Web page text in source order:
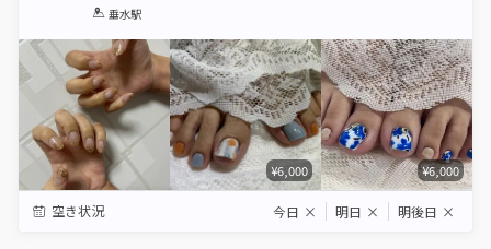
1 2 3
垂水駅
¥6,000 ¥6,000
空き状況 今日 × 明日 × 明後日 ×